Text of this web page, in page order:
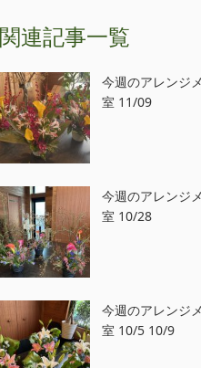
関連記事一覧
今週のアレンジ
室 11/09
今週のアレンジ
室 10/28
今週のアレンジ
室 10/5 10/9